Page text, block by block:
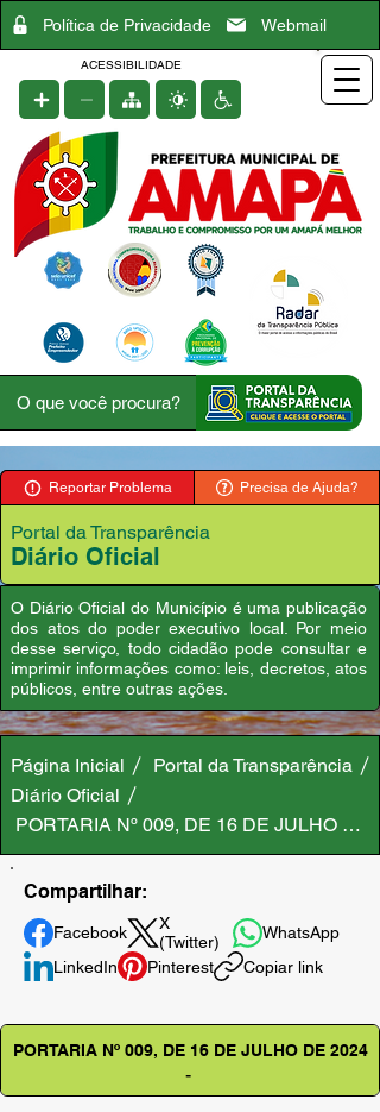
Política de Privacidade Webmail
ACESSIBILIDADE
Reportar Problema Precisa de Ajuda?
Portal da Transparência
Diário Oficial
O Diário Oficial do Município é uma publicação
dos atos do poder executivo local. Por meio
desse serviço, todo cidadão pode consultar e
imprimir informações como: leis, decretos, atos
públicos, entre outras ações.
Página Inicial
Portal da Transparência
Diário Oficial
PORTARIA Nº 009, DE 16 DE JULHO DE
Compartilhar:
Facebook
X
(Twitter)
WhatsApp
LinkedIn
Pinterest Copiar link
PORTARIA Nº 009, DE 16 DE JULHO DE 2024
-